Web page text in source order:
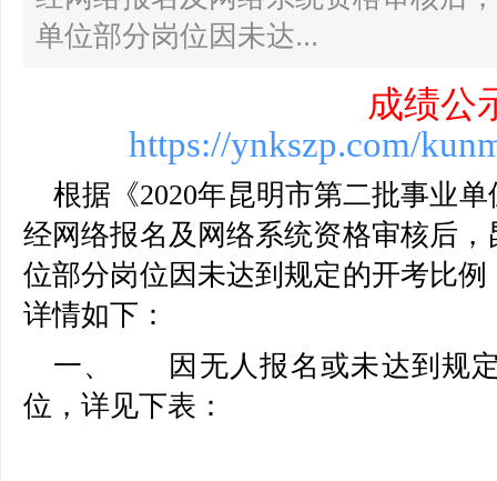
单位部分岗位因未达...
成绩公
https://ynkszp.com/
根据《2020年昆明市第二批事业
经网络报名及网络系统资格审核后
位部分岗位因未达到规定的开考比
详情如下：
一、 因无人报名或未达到规定
位，详见下表：